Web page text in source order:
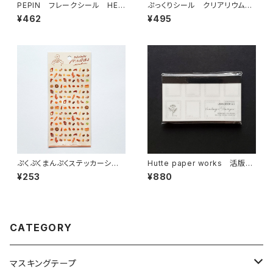
PEPIN フレークシール HEL
LO,BEAR！ レッド 53-071
¥462
ぷっくりシール クリアリウムシ
ール cookie クッキー
¥495
ぷくぷくまんぷくステッカーシー
ル 82316 パン
¥253
Hutte paper works 活版印
刷のラベルブックメモ ミニ切手
フレームHLB-904
¥880
CATEGORY
マスキングテープ